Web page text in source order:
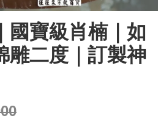
國寶級肖楠｜如
雕二度｜訂製神